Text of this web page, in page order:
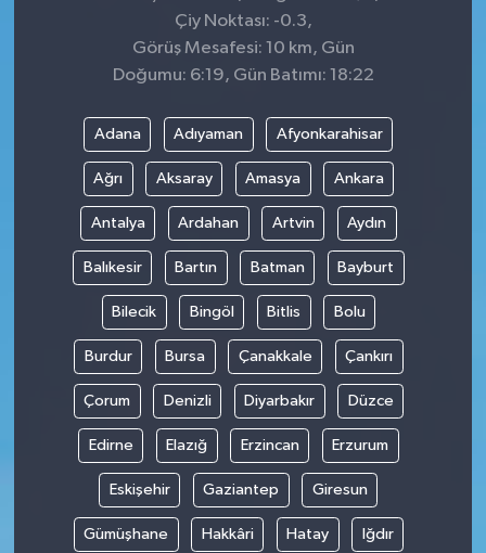
Çiy Noktası: -0.3,
Görüş Mesafesi: 10 km, Gün
Doğumu: 6:19, Gün Batımı: 18:22
Adana Adıyaman Afyonkarahisar
Ağrı Aksaray Amasya Ankara
Antalya Ardahan Artvin Aydın
Balıkesir Bartın Batman Bayburt
Bilecik Bingöl Bitlis Bolu
Burdur Bursa Çanakkale Çankırı
Çorum Denizli Diyarbakır Düzce
Edirne Elazığ Erzincan Erzurum
Eskişehir Gaziantep Giresun
Gümüşhane Hakkâri Hatay Iğdır